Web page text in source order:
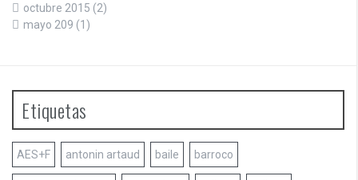
octubre 2015 (2)
mayo 209 (1)
Etiquetas
AES+F antonin artaud baile barroco